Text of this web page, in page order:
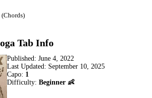
(Chords)
Tab Info
Published: June 4, 2022
Last Updated: September 10, 2025
Capo: 1
Difficulty: Beginner 👶